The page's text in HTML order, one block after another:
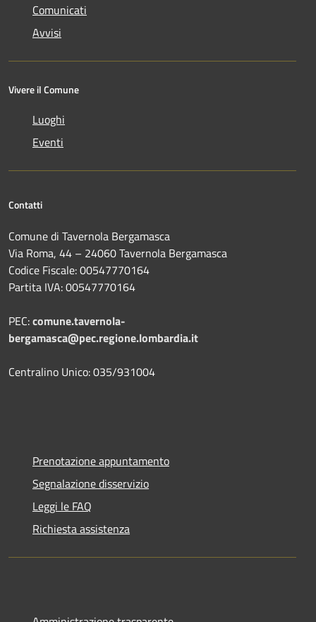
Comunicati
Avvisi
Vivere il Comune
Luoghi
Eventi
Contatti
Comune di Tavernola Bergamasca
Via Roma, 44 – 24060 Tavernola Bergamasca
Codice Fiscale: 00547770164
Partita IVA: 00547770164
PEC:comune.tavernola-
bergamasca@pec.regione.lombardia.it
Centralino Unico: 035/931004
Prenotazione appuntamento
Segnalazione disservizio
Leggi le FAQ
Richiesta assistenza